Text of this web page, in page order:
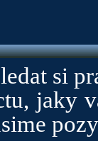
si
jaky